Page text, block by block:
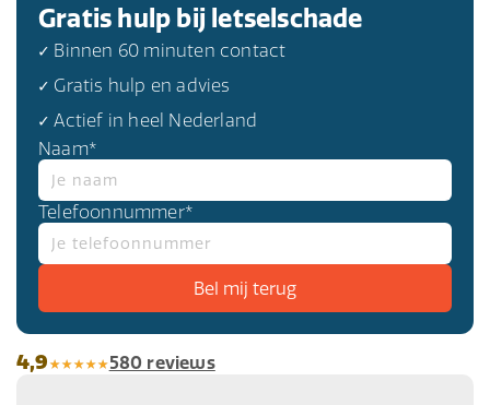
Gratis hulp bij letselschade
✓ Binnen 60 minuten contact
✓ Gratis hulp en advies
✓ Actief in heel Nederland
Naam*
Telefoonnummer*
4,9 580 reviews